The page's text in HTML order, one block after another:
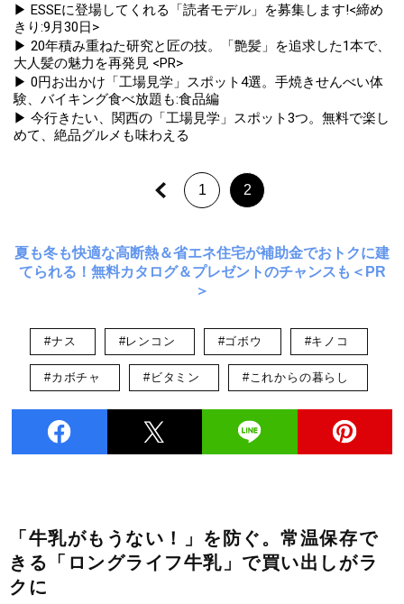
▶ ESSEに登場してくれる「読者モデル」を募集します!<締め
きり:9月30日>
▶ 20年積み重ねた研究と匠の技。「艶髪」を追求した1本で、
大人髪の魅力を再発見 <PR>
▶ 0円お出かけ「工場見学」スポット4選。手焼きせんべい体
験、バイキング食べ放題も:食品編
▶ 今行きたい、関西の「工場見学」スポット3つ。無料で楽し
めて、絶品グルメも味わえる
1 2
夏も冬も快適な高断熱＆省エネ住宅が補助金でおトクに建
てられる！無料カタログ＆プレゼントのチャンスも＜PR
＞
#ナス #レンコン #ゴボウ #キノコ
#カボチャ #ビタミン #これからの暮らし
「牛乳がもうない！」を防ぐ。常温保存で
きる「ロングライフ牛乳」で買い出しがラ
クに